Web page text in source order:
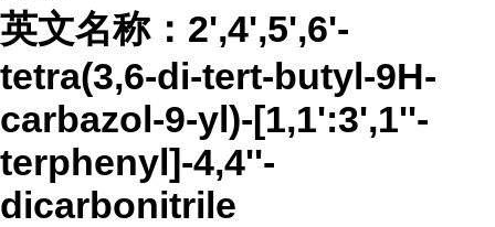
英文名称： 2',4',5',6'-
tetra(3,6-di-tert-butyl-9H-
carbazol-9-yl)-[1,1':3',1''-
terphenyl]-4,4''-
dicarbonitrile